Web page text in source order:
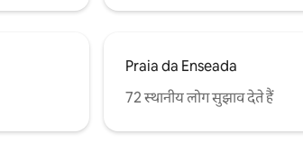
Praia da Enseada
72 स्थानीय लोग सुझाव देते हैं